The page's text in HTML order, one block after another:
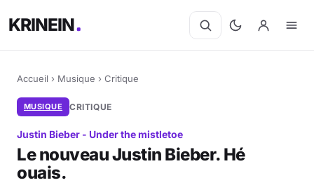
KRINEIN
Accueil › Musique › Critique
MUSIQUE CRITIQUE
Justin Bieber - Under the mistletoe
Le nouveau Justin Bieber. Hé
ouais.